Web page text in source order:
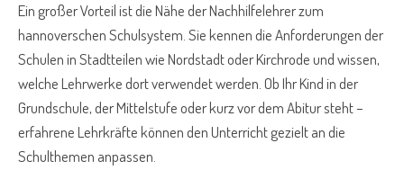
Ein großer Vorteil ist die Nähe der Nachhilfelehrer zum
hannoverschen Schulsystem. Sie kennen die Anforderungen der
Schulen in Stadtteilen wie Nordstadt oder Kirchrode und wissen,
welche Lehrwerke dort verwendet werden. Ob Ihr Kind in der
Grundschule, der Mittelstufe oder kurz vor dem Abitur steht –
erfahrene Lehrkräfte können den Unterricht gezielt an die
Schulthemen anpassen.